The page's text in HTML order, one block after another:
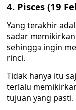
4. Pisces (19
Yang terakhir
sadar
sehingga ingin
rinci.
Tidak hanya itu
terlalu
tujuan yang pasti.